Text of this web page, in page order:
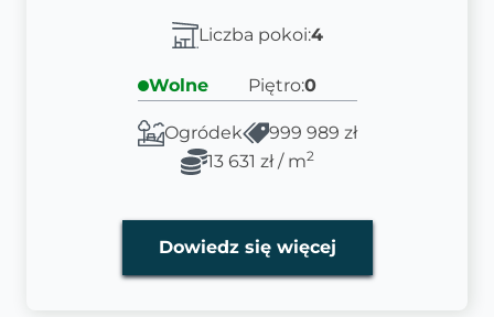
Liczba pokoi:4
Wolne Piętro:0
Ogródek
999 989 zł
13 631 zł / m2
Dowiedz się więcej